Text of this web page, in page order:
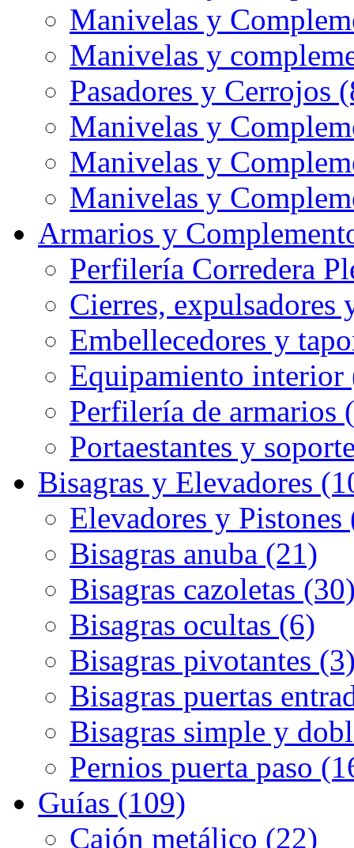
Manivelas y
Manivelas y
Pasadores y Cerrojos
Manivelas y
Manivelas y
Manivelas y
Armarios y
Perfilería Corredera
Cierres, expulsadores
Embellecedores y
Equipamiento interior
Perfilería de armarios
Portaestantes y
Bisagras y Elevadores
Elevadores y Pistones
Bisagras anuba (21)
Bisagras cazoletas
Bisagras ocultas (6)
Bisagras pivotantes
Bisagras puertas
Bisagras simple y
Pernios puerta paso
Guías (109)
Cajón metálico (22)